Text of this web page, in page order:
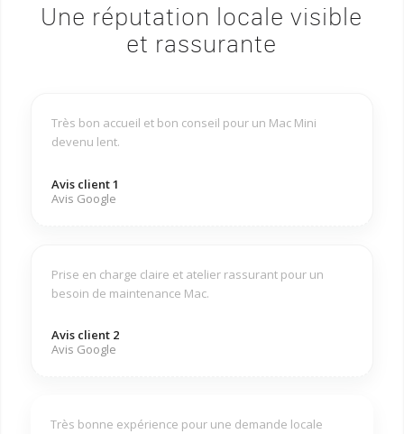
Une réputation locale visible
et rassurante
Très bon accueil et bon conseil pour un Mac Mini
devenu lent.
Avis client 1
Avis Google
Prise en charge claire et atelier rassurant pour un
besoin de maintenance Mac.
Avis client 2
Avis Google
Très bonne expérience pour une demande locale